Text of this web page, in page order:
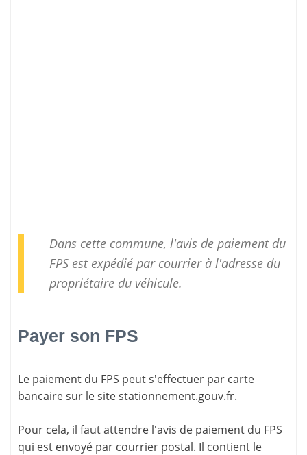
Dans cette commune, l'avis de paiement du
FPS est expédié par courrier à l'adresse du
propriétaire du véhicule.
Payer son FPS
Le paiement du FPS peut s'effectuer par carte
bancaire sur le sitestationnement.gouv.fr.
Pour cela, il faut attendre l'avis de paiement du FPS
qui est envoyé par courrier postal. Il contient le